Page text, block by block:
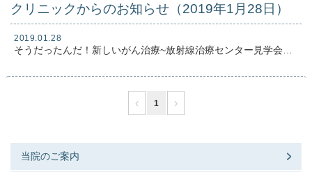
クリニックからのお知らせ（2019年1月28日）
2019.01.28
‹ 1 ›
当院のご案内